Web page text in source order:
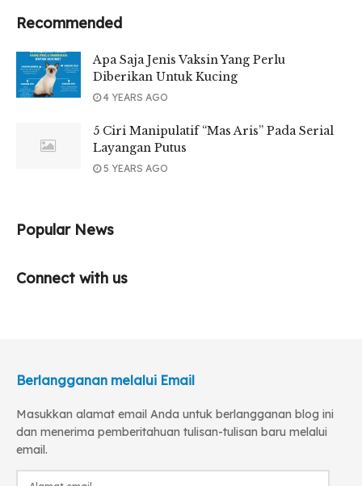
Recommended
Apa Saja Jenis Vaksin Yang Perlu
Diberikan Untuk Kucing
4 YEARS AGO
5 Ciri Manipulatif “Mas Aris” Pada Serial
Layangan Putus
5 YEARS AGO
Popular News
Connect with us
Berlangganan melalui Email
Masukkan alamat email Anda untuk berlangganan blog ini
dan menerima pemberitahuan tulisan-tulisan baru melalui
email.